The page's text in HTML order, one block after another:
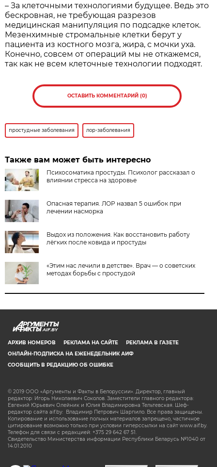
– За клеточными технологиями будущее. Ведь это
бескровная, не требующая разрезов
медицинская манипуляция по подсадке клеток.
Мезенхимные стромальные клетки берут у
пациента из костного мозга, жира, с мочки уха.
Конечно, совсем от операций мы не откажемся,
так как не всем клеточные технологии подходят.
ОСТАВИТЬ КОММЕНТАРИЙ (0)
простудные заболевания лор-заболевания
Также вам может быть интересно
Психосоматика простуды. Психолог рассказал о
влиянии стресса на здоровье
Опасная терапия. ЛОР назвал 5 ошибок при
лечении насморка
Выдох из положения. Как восстановить работу
лёгких после ковида и простуды
«Этим нас лечили в детстве». Врач — о советских
методах борьбы с простудой
AIF.BY
АРХИВ НОМЕРОВ РЕКЛАМА НА САЙТЕ
РЕКЛАМА В ГАЗЕТЕ
ОНЛАЙН-ПОДПИСКА НА ЕЖЕНЕДЕЛЬНИК АИФ
СООБЩИТЬ В РЕДАКЦИЮ ОБ ОШИБКЕ
© 2019 ООО «Аргументы и Факты в Белоруссии». Директор, главный
редактор: Игорь Николаевич Соколов. Заместители главного редактора:
Евгений Юрьевич Олейник и Юлия Владимировна Тельтевская. Шеф-
редактор сайта aif.by: Владимир Петрович Шарпило. Все права защищены.
Копирование и использование полных материалов запрещено, частичное
цитирование возможно только при условии гиперссылки на сайт www.aif.by.
Телефон для связи с редакцией: +375 29 642 67 51.
Свидетельство Министерства информации Республики Беларусь №1040 от
14.01.2010